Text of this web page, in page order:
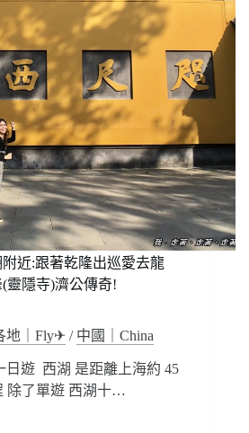
近:跟著乾隆出巡愛去龍
靈隱寺)濟公傳奇!
地｜Fly✈ / 中國｜China
日遊 西湖 是距離上海約 45
除了單遊 西湖十…